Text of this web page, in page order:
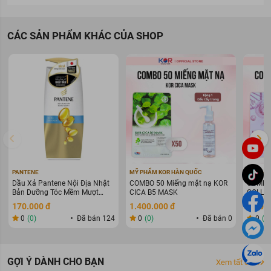
CÁC SẢN PHẨM KHÁC CỦA SHOP
PANTENE
Dầu Xả Pantene Nội Địa Nhật
Bản Dưỡng Tóc Mềm Mượt
400g
170.000 đ
0 (0) Đã bán 124
MỸ PHẨM KOR HÀN QUỐC
COMBO 50 Miếng mặt nạ KOR
CICA B5 MASK
1.400.000 đ
0 (0) Đã bán 0
MỸ
0 (0)
GỢI Ý DÀNH CHO BẠN Xem tất cả